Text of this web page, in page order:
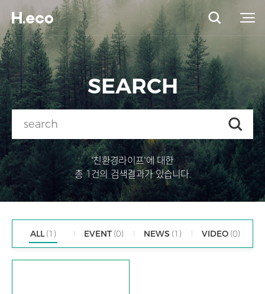
SEARCH
"친환경라이프"에 대한
총 1건의 검색결과가 있습니다.
ALL (1) EVENT (0) NEWS (1) VIDEO (0)